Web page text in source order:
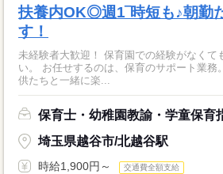
扶養内OK◎週1‾時短も♪朝勤
す！
未経験者大歓迎！ 保育園での経験がなくて
い。 お任せするのは、保育のサポート業務。 クラス担当はなく、子
供たちと一緒に楽...
保育士・幼稚園教諭・学童保育
埼玉県越谷市/北越谷駅
時給1,900円～ 交通費全額支給